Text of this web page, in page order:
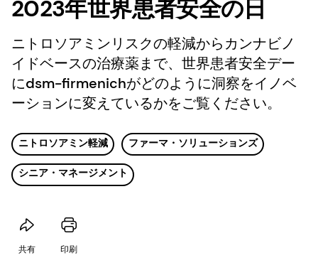
2023年世界患者安全の日
ニトロソアミンリスクの軽減からカンナビノ
イドベースの治療薬まで、世界患者安全デー
にdsm-firmenichがどのように洞察をイノベ
ーションに変えているかをご覧ください。
ニトロソアミン軽減 ファーマ・ソリューションズ
シニア・マネージメント
共有 印刷